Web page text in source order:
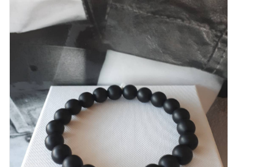
Tassen en meer
Haaraccesoires
Zonnebrillen
Fashion
ON THE BEACH